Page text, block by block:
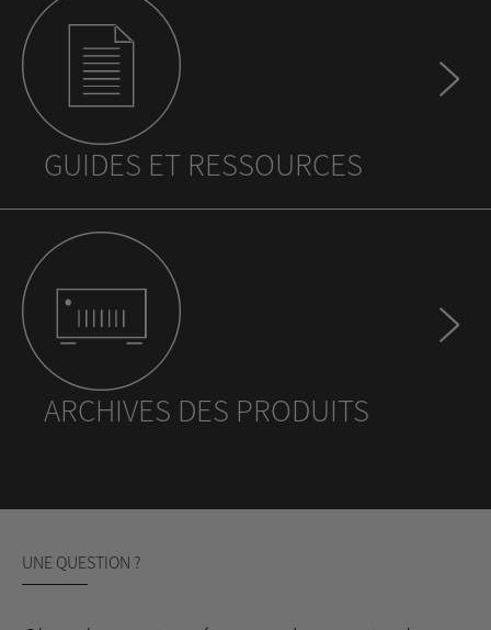
GUIDES ET RESSOURCES
ARCHIVES DES PRODUITS
UNE QUESTION ?